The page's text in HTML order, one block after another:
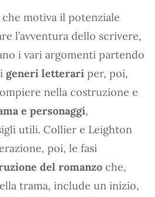
che motiva il potenziale
l’avventura dello scrivere,
i vari argomenti partendo
generi letterari per, poi,
nella costruzione e
e personaggi,
utili. Collier e Leighton
poi, le fasi
del romanzo che,
trama, include un inizio,